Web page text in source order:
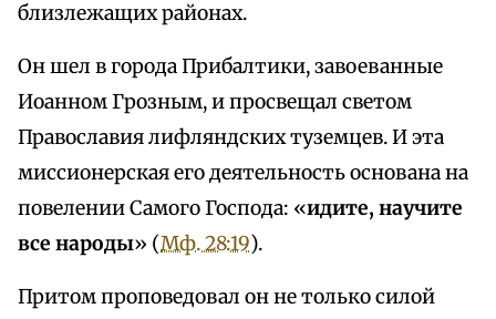
близлежащих районах.
Он шел в города Прибалтики, завоеванные
Иоанном Грозным, и просвещал светом
Православия лифляндских туземцев. И эта
миссионерская его деятельность основана на
повелении Самого Господа: «идите, научите
все народы» (Мф. 28:19).
Притом проповедовал он не только силой